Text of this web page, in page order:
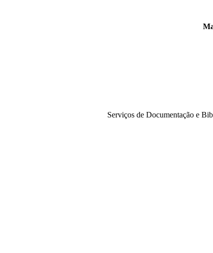
Serviços de Documentação e